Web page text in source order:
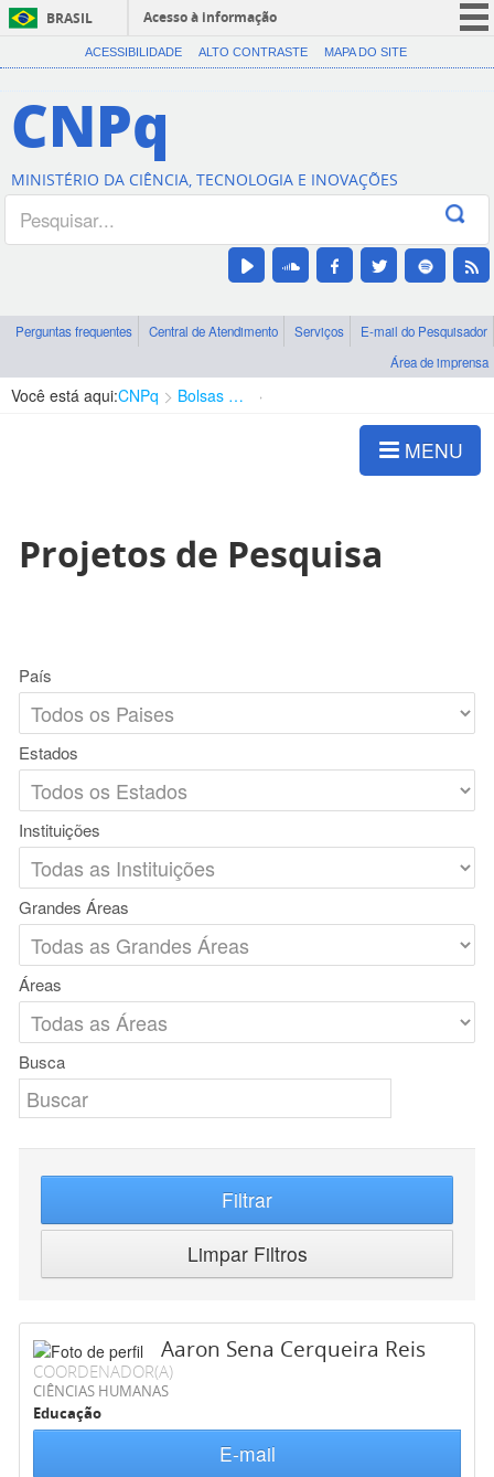
BRASIL
Acesso à informação
CORONAVÍRUS (COVID-19)
Canais
ACESSIBILIDADE ALTO CONTRASTE MAPA DO SITE
CNPq
MINISTÉRIO DA CIÊNCIA, TECNOLOGIA E INOVAÇÕES
Perguntas frequentes Central de Atendimento Serviços
E-mail do Pesquisador
Área de imprensa
Você está aqui:CNPq Bolsas e Auxílios Vigentes
MENU
Projetos de Pesquisa
País
Estados
Instituições
Grandes Áreas
Áreas
Busca
Filtrar
Limpar Filtros
Aaron Sena Cerqueira Reis
COORDENADOR(A)
CIÊNCIAS HUMANAS
Educação
E-mail